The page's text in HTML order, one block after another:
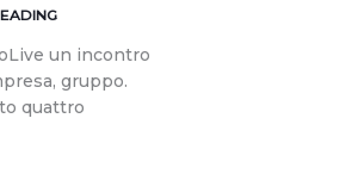
un incontro
gruppo.
quattro